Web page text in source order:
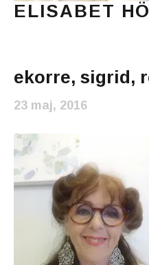
ELISABET
ekorre, sigrid,
23 maj, 2016